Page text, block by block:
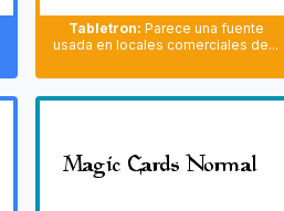
Tabletron: Parece una fuente
usada en locales comerciales de...